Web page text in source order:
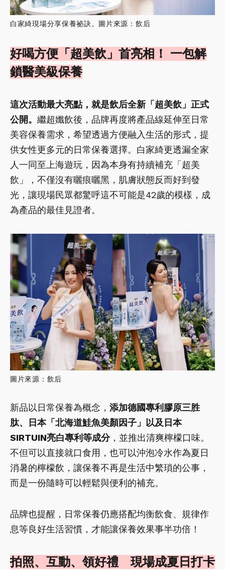
白家綺現場分享保養祕訣。圖片來源：飲后
好喝方便「超美飲」首亮相！ 一包解
鎖醫美級保養
這次活動最大亮點，就是飲后全新「超美飲」正式
公開。 繼超孅飲後，品牌再度將產品線延伸至日常
美容保養需求，希望透過方便融入生活的形式，提
供女性更多元的日常保養選擇。白家綺更透漏全家
人一同至上海遊玩，因為本身有持續補充「超美
飲」，不僅沒有曬痕曬黑，肌膚狀態反而好到發
光，讓現場民眾都驚呼這不可能是42歲的模樣，成
為產品的最佳見證者。
圖片來源：飲后
新品以日常保養為概念， 添加德國專利膠原三胜
肽、日本「北海道鮭魚美顏因子」以及日本
SIRTUIN亮白專利等成分，並推出清爽檸檬口味。
不但可以直接就口食用，也可以沖泡冷水作為夏日
消暑的檸檬飲，讓保養不再是生活中繁瑣的公事，
而是一份隨時可以輕鬆與便利的補充。
品牌也提醒，日常保養仍應搭配均衡飲食、規律作
息等良好生活習慣，才能讓保養效果事半功倍！
拍照、互動、領好禮 現場成夏日打卡